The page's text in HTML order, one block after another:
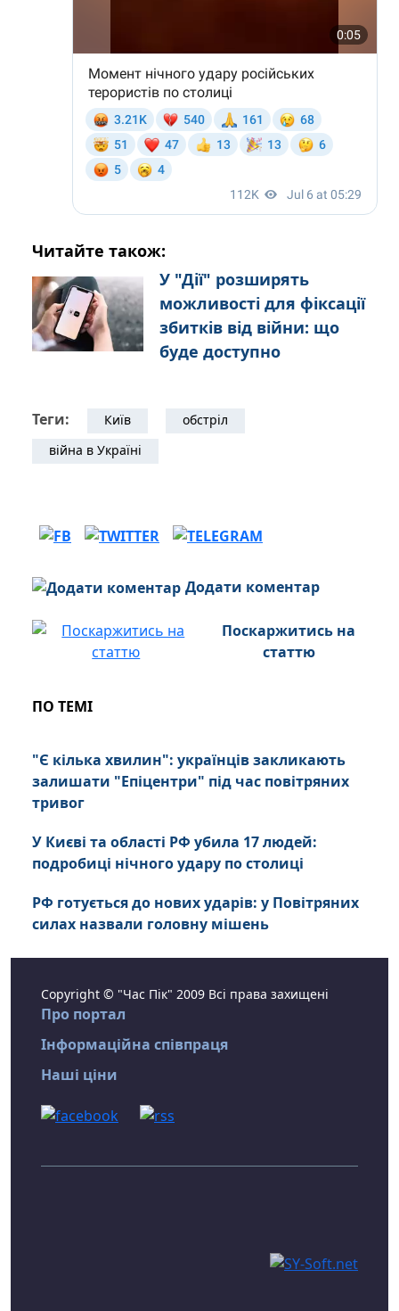
Читайте також:
У "Дії" розширять
можливості для фіксації
збитків від війни: що
буде доступно
Теги: Київ
обстріл
війна в Україні
Додати коментар
Поскаржитись на
статтю
ПО ТЕМІ
"Є кілька хвилин": українців закликають
залишати "Епіцентри" під час повітряних
тривог
У Києві та області РФ убила 17 людей:
подробиці нічного удару по столиці
РФ готується до нових ударів: у Повітряних
силах назвали головну мішень
Copyright © "Час Пік" 2009 Всі права захищені
Про портал
Інформаційна співпраця
Наші ціни